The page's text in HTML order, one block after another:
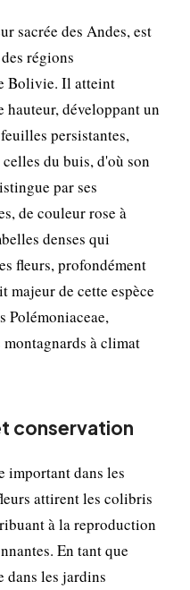
sacrée des Andes, est
régions
Bolivie. Il atteint
hauteur, développant un
persistantes,
du buis, d'où son
par ses
de couleur rose à
denses qui
fleurs, profondément
majeur de cette espèce
Polémoniaceae,
à climat
conservation
important dans les
attirent les colibris
à la reproduction
En tant que
dans les jardins